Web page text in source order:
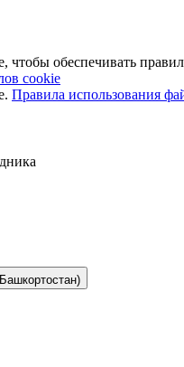
обеспечивать
cookie
Правила использования